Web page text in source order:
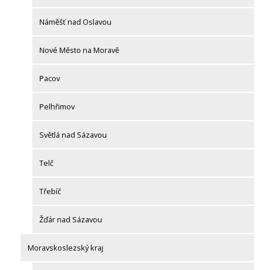
Náměšť nad Oslavou
Nové Město na Moravě
Pacov
Pelhřimov
Světlá nad Sázavou
Telč
Třebíč
Žďár nad Sázavou
Moravskoslezský kraj